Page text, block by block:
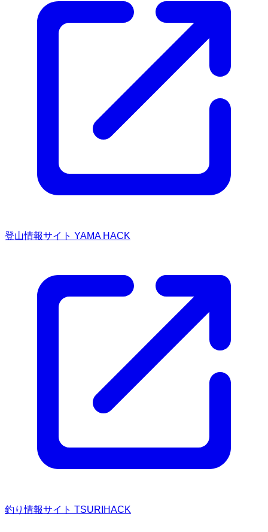
登山情報サイト YAMA HACK
釣り情報サイト TSURIHACK